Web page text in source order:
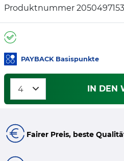
Produktnummer 2050497153
PAYBACK Basispunkte
IN DEN
Fairer Preis, beste